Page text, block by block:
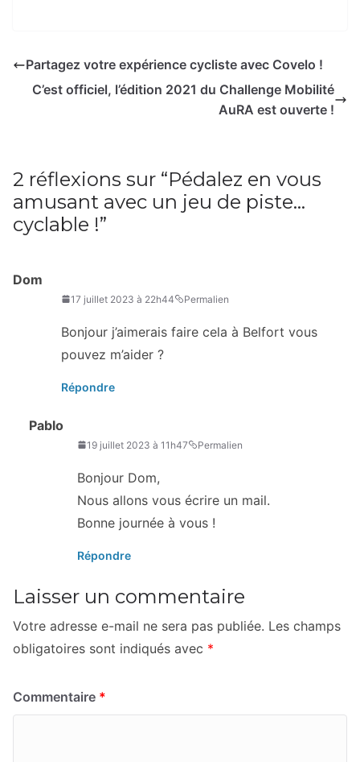
Partagez votre expérience cycliste avec Covelo !
C’est officiel, l’édition 2021 du Challenge Mobilité
AuRA est ouverte !
2 réflexions sur “Pédalez en vous
amusant avec un jeu de piste…
cyclable !”
Dom
17 juillet 2023 à 22h44 Permalien
Bonjour j’aimerais faire cela à Belfort vous
pouvez m’aider ?
Répondre
Pablo
19 juillet 2023 à 11h47 Permalien
Bonjour Dom,
Nous allons vous écrire un mail.
Bonne journée à vous !
Répondre
Laisser un commentaire
Votre adresse e-mail ne sera pas publiée. Les champs
obligatoires sont indiqués avec *
Commentaire *